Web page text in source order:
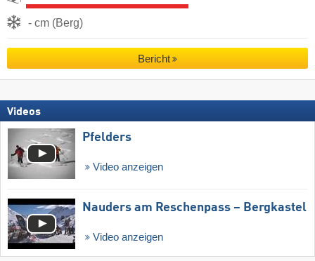
- cm (Berg)
Bericht
Videos
Pfelders
Video anzeigen
Nauders am Reschenpass – Bergkastel
Video anzeigen